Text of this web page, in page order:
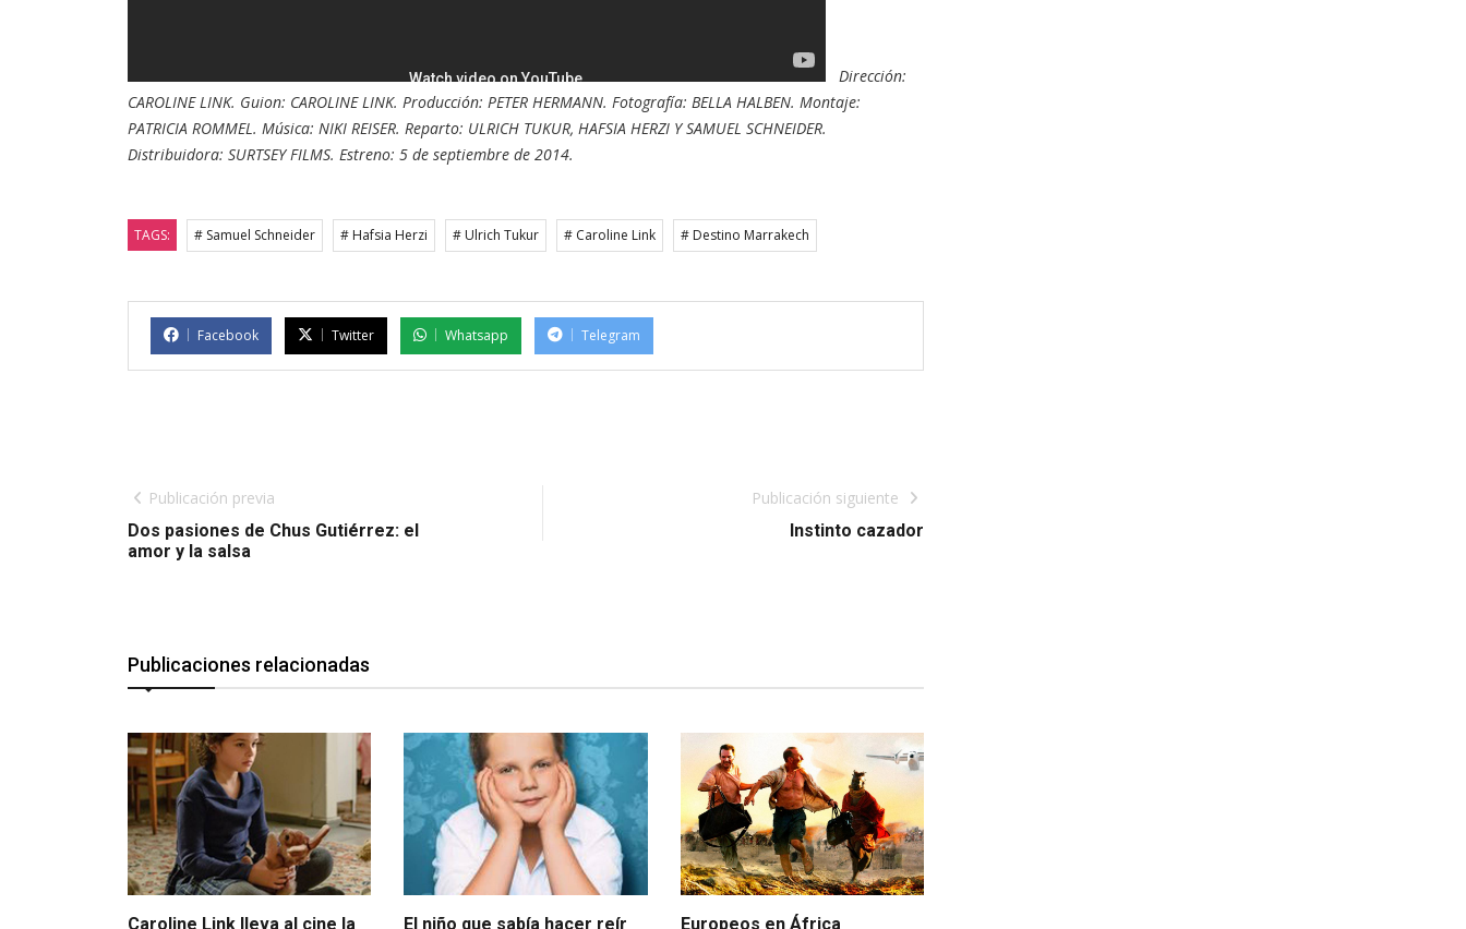
Dirección:
CAROLINE LINK. Guion: CAROLINE LINK. Producción: PETER HERMANN. Fotografía: BELLA HALBEN. Montaje:
PATRICIA ROMMEL. Música: NIKI REISER. Reparto: ULRICH TUKUR, HAFSIA HERZI YSAMUEL SCHNEIDER.
Distribuidora: SURTSEY FILMS. Estreno: 5 de septiembre de 2014.
TAGS: # Samuel Schneider # Hafsia Herzi # Ulrich Tukur # Caroline Link # Destino Marrakech
Facebook Twitter Whatsapp Telegram
Publicación previa
Dos pasiones de Chus Gutiérrez: el
amor y la salsa
Publicación siguiente
Instinto cazador
Publicaciones relacionadas
Caroline Link lleva al cine la El niño que sabía hacer reír Europeos en África